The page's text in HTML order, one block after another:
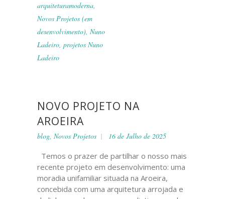
arquiteturamoderna,
Novos Projetos (em
desenvolvimento), Nuno
Ladeiro, projetos Nuno
Ladeiro
NOVO PROJETO NA
AROEIRA
blog, Novos Projetos 16 de Julho de 2025
Temos o prazer de partilhar o nosso mais
recente projeto em desenvolvimento: uma
moradia unifamiliar situada na Aroeira,
concebida com uma arquitetura arrojada e